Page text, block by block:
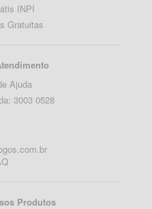
INPI
Gratuitas
Ajuda
3003 0528
Produtos